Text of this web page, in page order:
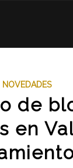
NOVEDADES
de
en